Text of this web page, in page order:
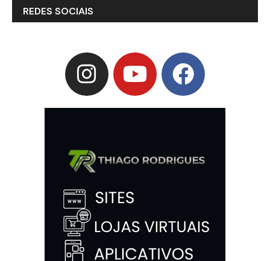
REDES SOCIAIS